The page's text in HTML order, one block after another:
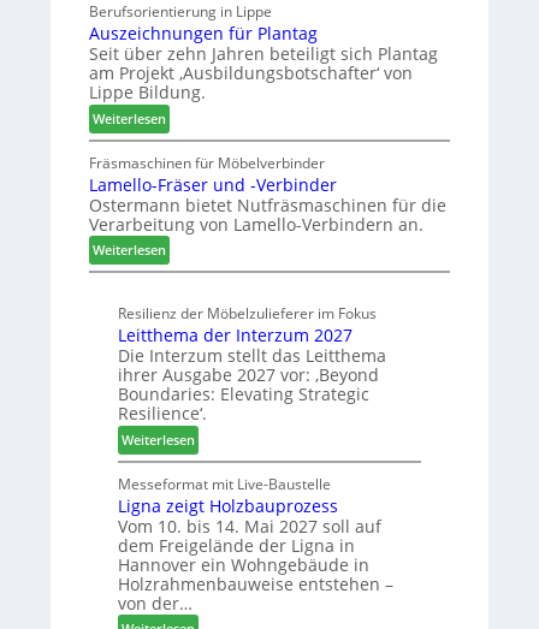
n
a
u
s
f
ü
r
W
e
m
h
ö
n
e
r
c
h
e
n
s
t
a
u
r
a
u
m
-
o
r
t
i
m
e
n
t
Berufsorientierung in Lippe
Auszeichnungen für Plantag
Seit über zehn Jahren beteiligt sich Plantag
am Projekt ‚Ausbildungsbotschafter‘ von
Lippe Bildung.
Weiterlesen:
A
u
s
z
e
i
c
n
u
n
g
e
n
f
ü
r
P
l
a
n
t
a
Fräsmaschinen für Möbelverbinder
Lamello-Fräser und -Verbinder
Ostermann bietet Nutfräsmaschinen für die
Verarbeitung von Lamello-Verbindern an.
Weiterlesen:
L
m
e
l
l
o
-
F
r
ä
s
e
r
u
n
d
Resilienz der Möbelzulieferer im Fokus
Leitthema der Interzum 2027
Die Interzum stellt das Leitthema
ihrer Ausgabe 2027 vor: ‚Beyond
Boundaries: Elevating Strategic
Resilience‘.
Weiterlesen:
L
e
i
t
t
h
e
m
Messeformat mit Live-Baustelle
Ligna zeigt Holzbauprozess
Vom 10. bis 14. Mai 2027 soll auf
dem Freigelände der Ligna in
Hannover ein Wohngebäude in
Holzrahmenbauweise entstehen –
von der…